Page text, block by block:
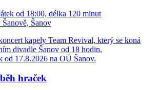
od 18:00, délka 120 minut
Šanov
kapely Team Revival, který se koná
divadle Šanov od 18 hodin.
od 17.8.2026 na OÚ Šanov.
hraček